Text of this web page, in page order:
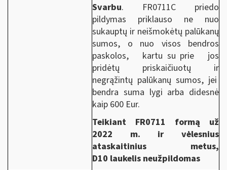
Svarbu. FR0711C priedo
pildymas priklauso ne nuo
sukauptų ir neišmokėtų palūkanų
sumos, o nuo visos bendros
paskolos, kartu su prie jos
pridėtų priskaičiuotų ir
negrąžintų palūkanų sumos, jei
bendra suma lygi arba didesnė
kaip 600 Eur.
Teikiant FR0711 formą už
2022 m. ir vėlesnius
ataskaitinius metus,
D10 laukelis neužpildomas